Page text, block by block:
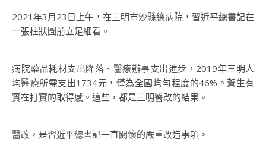
2021年3月23日上午，在三明市沙縣總病院，習近平總書記在
一張柱狀圖前立足細看。
病院藥品耗材支出降落、醫療辦事支出進步，2019年三明人
均醫療所需支出1734元，僅為全國均勻程度的46%。蒼生有
實在打實的取得感。這些，都是三明醫改的結果。
醫改，是習近平總書記一直關懷的嚴重改造事項。